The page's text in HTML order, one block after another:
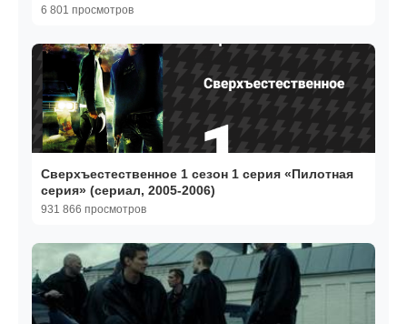
6 801 просмотров
Сверхъестественное 1 сезон 1 серия «Пилотная
серия» (сериал, 2005-2006)
931 866 просмотров